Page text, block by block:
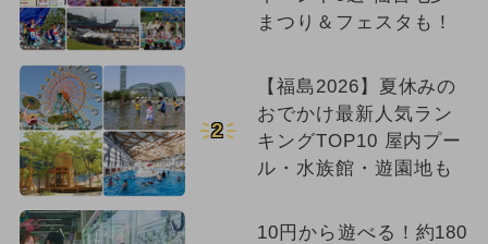
まつり＆フェスタも！
2
【福島2026】夏休みの
おでかけ最新人気ラン
キングTOP10 屋内プー
ル・水族館・遊園地も
10円から遊べる！約180